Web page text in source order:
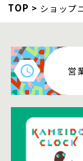
TOP ショップ
営